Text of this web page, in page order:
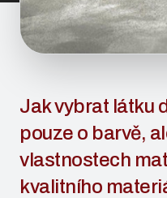
Jak vybrat látku
pouze o barvě,
vlastnostech
kvalitního